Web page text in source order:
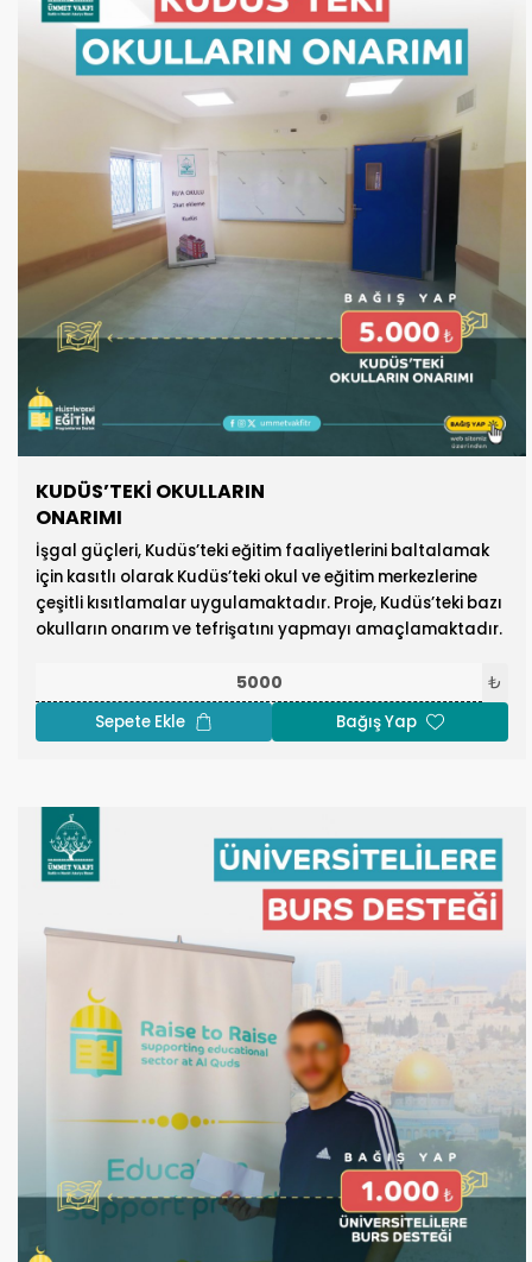
KUDÜS’TEKİ OKULLARIN
ONARIMI
İşgal güçleri, Kudüs’teki eğitim faaliyetlerini baltalamak
için kasıtlı olarak Kudüs’teki okul ve eğitim merkezlerine
çeşitli kısıtlamalar uygulamaktadır. Proje, Kudüs’teki bazı
okulların onarım ve tefrişatını yapmayı amaçlamaktadır.
₺
Sepete Ekle Bağış Yap